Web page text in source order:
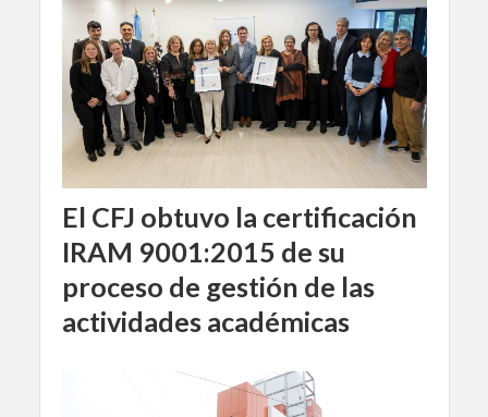
El CFJ obtuvo la certificación
IRAM 9001:2015 de su
proceso de gestión de las
actividades académicas